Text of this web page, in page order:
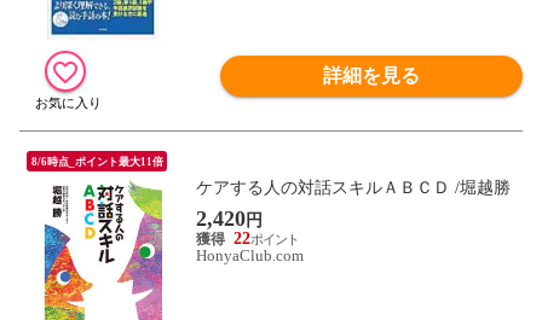
詳細を見る
8/6時点_ポイント最大11倍
ケアする人の対話スキルＡＢＣＤ /堀越勝
2,420円
22
HonyaClub.com